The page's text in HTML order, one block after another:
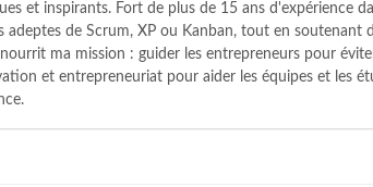
et inspirants. Fort de plus de 15 ans d'expérience
adeptes de Scrum, XP ou Kanban, tout en
ma mission : guider les entrepreneurs pour
et entrepreneuriat pour aider les équipes et les